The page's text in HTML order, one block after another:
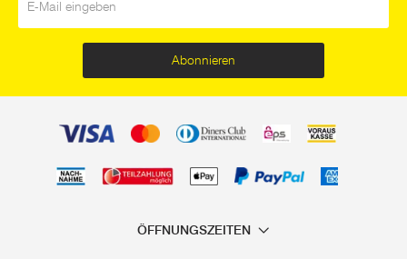
Abonnieren
ÖFFNUNGSZEITEN